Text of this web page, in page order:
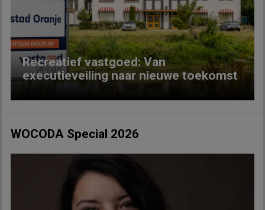
Recreatief vastgoed: Van
executieveiling naar nieuwe toekomst
Next
WOCODA Special 2026